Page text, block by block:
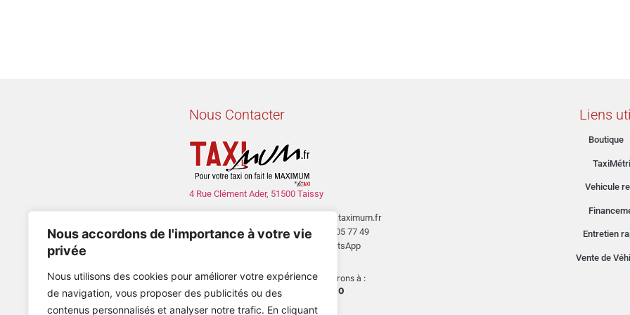
Nous accordons de l'importance à votre vie
privée
Nous utilisons des cookies pour améliorer votre expérience
de navigation, vous proposer des publicités ou des
contenus personnalisés et analyser notre trafic. En cliquant
Nous Contacter
4 Rue Clément Ader, 51500 Taissy
contact@taximum.fr
03 26 05 77 49
WhatsApp
, Nous ouvrons à :
08:00
Liens
Boutique
Vehicule
Entretien
Vente de